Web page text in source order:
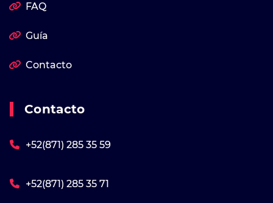
FAQ
Guía
Contacto
Contacto
+52(871) 285 35 59
+52(871) 285 35 71